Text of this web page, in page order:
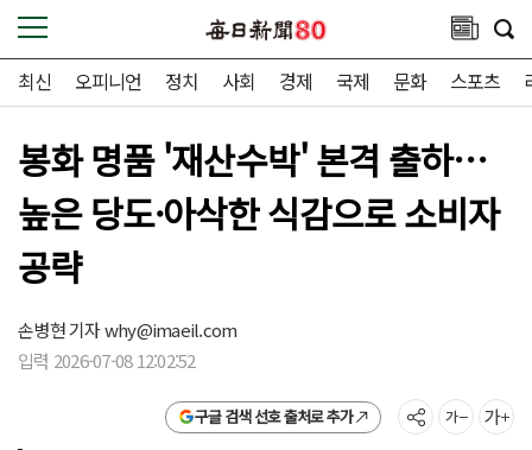
최신 오피니언 정치 사회 경제 국제 문화 스포츠
봉화 명품 '재산수박' 본격 출하…
높은 당도·아삭한 식감으로 소비자
공략
손병현 기자why@imaeil.com
입력 2026-07-08 12:02:52
구글 검색 선호 출처로 추가